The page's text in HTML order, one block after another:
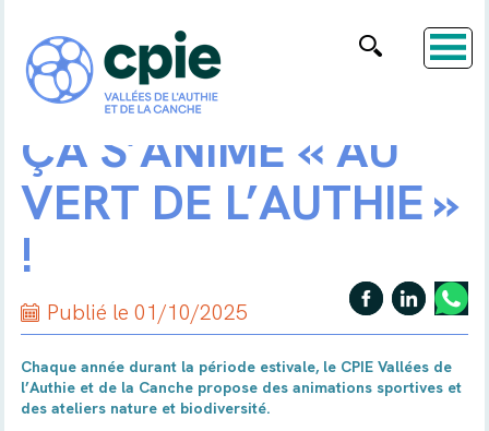
ÇA S’ANIME « AU
VERT DE L’AUTHIE »
!
Publié le 01/10/2025
Chaque année durant la période estivale, le CPIE Vallées de
l’Authie et de la Canche propose des animations sportives et
des ateliers nature et biodiversité.